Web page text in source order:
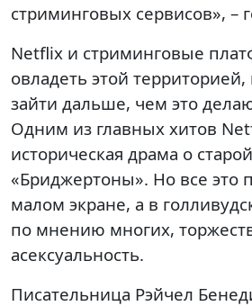
стриминговых сервисов», –
Netflix и стриминговые
овладеть этой территорией,
зайти дальше, чем это
Одним из главных хитов
историческая драма о
«Бриджертоны». Но все это
малом экране, а в
по мнению многих,
асексуальность.
Писательница Рэйчел